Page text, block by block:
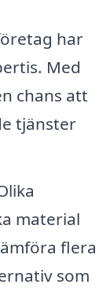
har
Med
chans att
tjänster
material
flera
som